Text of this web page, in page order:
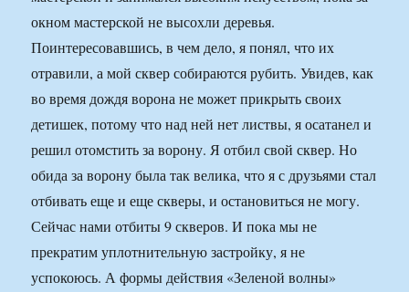
окном мастерской не высохли деревья.
Поинтересовавшись, в чем дело, я понял, что их
отравили, а мой сквер собираются рубить. Увидев, как
во время дождя ворона не может прикрыть своих
детишек, потому что над ней нет листвы, я осатанел и
решил отомстить за ворону. Я отбил свой сквер. Но
обида за ворону была так велика, что я с друзьями стал
отбивать еще и еще скверы, и остановиться не могу.
Сейчас нами отбиты 9 скверов. И пока мы не
прекратим уплотнительную застройку, я не
успокоюсь. А формы действия «Зеленой волны»